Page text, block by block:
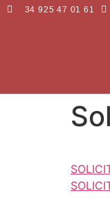
34 925 47 01 61